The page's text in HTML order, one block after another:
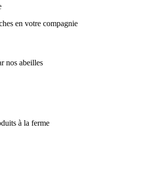
en votre compagnie
nos abeilles
à la ferme